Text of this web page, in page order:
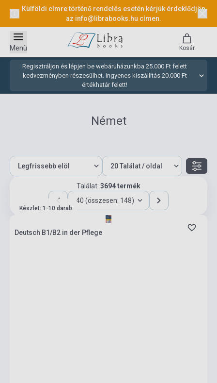
Külföldi címre történő rendelés esetén kérjük érdeklődjön
az info@librabooks.hu címen.
Regisztráljon és lépjen be webáruházunkba 25.000 Ft felett
kedvezményben részesülhet. Ingyenes kiszállítás 20.000 Ft
értékhatár felett!
Menü Kosár
Német
Találat: 3694 termék
40 (összesen: 148)
Készlet: 1-10 darab
Deutsch B1/B2 in der Pflege